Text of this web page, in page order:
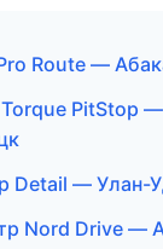
Route —
PitStop —
Detail — Улан-
Nord Drive —